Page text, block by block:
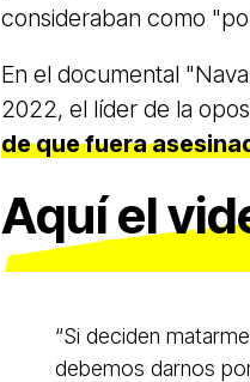
consideraban como
En el documental
2022, el líder de la
de que fuera
Aquí el
“Si deciden
debemos darnos